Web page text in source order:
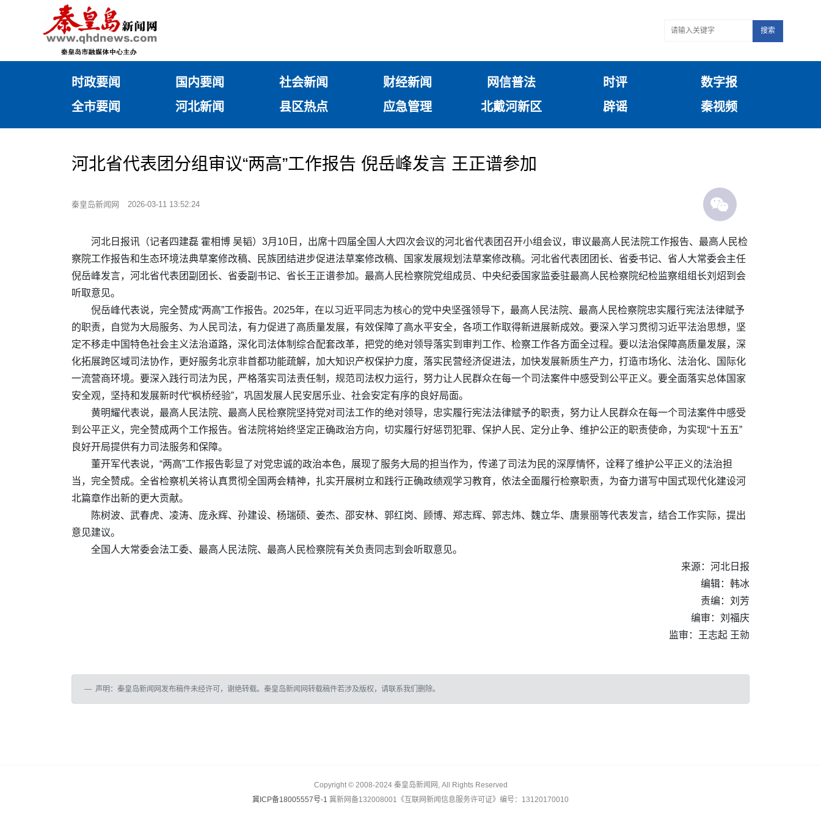
搜索
时政要闻 国内要闻 社会新闻 财经新闻 网信普法 时评
数字报
全市要闻
河北新闻 县区热点 应急管理 北戴河新区 辟谣 秦视频
河北省代表团分组审议“两高”工作报告 倪岳峰发言 王正谱参加
秦皇岛新闻网 2026-03-11 13:52:24
河北日报讯（记者四建磊 霍相博 吴韬）3月10日，出席十四届全国人大四次会议的河北省代表团召开小组会议，审议最高人民法院工作报告、最高人民检
察院工作报告和生态环境法典草案修改稿、民族团结进步促进法草案修改稿、国家发展规划法草案修改稿。河北省代表团团长、省委书记、省人大常委会主任
倪岳峰发言，河北省代表团副团长、省委副书记、省长王正谱参加。最高人民检察院党组成员、中央纪委国家监委驻最高人民检察院纪检监察组组长刘炤到会
听取意见。
倪岳峰代表说，完全赞成“两高”工作报告。2025年，在以习近平同志为核心的党中央坚强领导下，最高人民法院、最高人民检察院忠实履行宪法法律赋予
的职责，自觉为大局服务、为人民司法，有力促进了高质量发展，有效保障了高水平安全，各项工作取得新进展新成效。要深入学习贯彻习近平法治思想，坚
定不移走中国特色社会主义法治道路，深化司法体制综合配套改革，把党的绝对领导落实到审判工作、检察工作各方面全过程。要以法治保障高质量发展，深
化拓展跨区域司法协作，更好服务北京非首都功能疏解，加大知识产权保护力度，落实民营经济促进法，加快发展新质生产力，打造市场化、法治化、国际化
一流营商环境。要深入践行司法为民，严格落实司法责任制，规范司法权力运行，努力让人民群众在每一个司法案件中感受到公平正义。要全面落实总体国家
安全观，坚持和发展新时代“枫桥经验”，巩固发展人民安居乐业、社会安定有序的良好局面。
黄明耀代表说，最高人民法院、最高人民检察院坚持党对司法工作的绝对领导，忠实履行宪法法律赋予的职责，努力让人民群众在每一个司法案件中感受
到公平正义，完全赞成两个工作报告。省法院将始终坚定正确政治方向，切实履行好惩罚犯罪、保护人民、定分止争、维护公正的职责使命，为实现“十五五”
良好开局提供有力司法服务和保障。
董开军代表说，“两高”工作报告彰显了对党忠诚的政治本色，展现了服务大局的担当作为，传递了司法为民的深厚情怀，诠释了维护公平正义的法治担
当，完全赞成。全省检察机关将认真贯彻全国两会精神，扎实开展树立和践行正确政绩观学习教育，依法全面履行检察职责，为奋力谱写中国式现代化建设河
北篇章作出新的更大贡献。
陈树波、武春虎、凌涛、庞永辉、孙建设、杨瑞硕、姜杰、邵安林、郭红岗、顾博、郑志辉、郭志炜、魏立华、唐景丽等代表发言，结合工作实际，提出
意见建议。
全国人大常委会法工委、最高人民法院、最高人民检察院有关负责同志到会听取意见。
来源：河北日报
编辑：韩冰
责编：刘芳
编审：刘福庆
监审：王志起 王勍
声明：秦皇岛新闻网发布稿件未经许可，谢绝转载。秦皇岛新闻网转载稿件若涉及版权，请联系我们删除。
Copyright © 2008-2024 秦皇岛新闻网, All Rights Reserved
冀ICP备18005557号-1 冀新网备132008001《互联网新闻信息服务许可证》编号：13120170010